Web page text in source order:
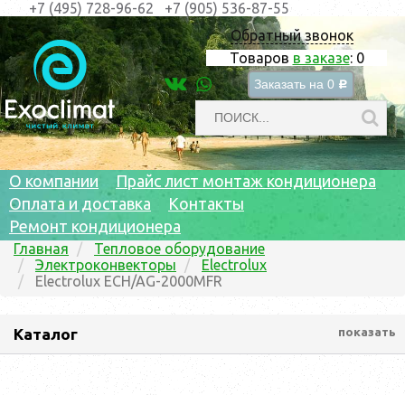
Обратный звонок
Товаров в заказе: 0
Заказать на 0 c
+7 (495) 728-96-62 +7 (905) 536-87-55
О компании
Прайс лист монтаж кондиционера
Оплата и доставка
Контакты
Ремонт кондиционера
Главная
Тепловое оборудование
Электроконвекторы
Electrolux
Electrolux ECH/AG-2000MFR
Каталог показать